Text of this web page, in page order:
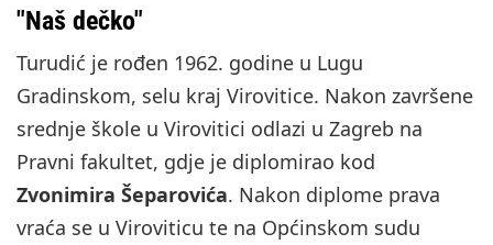
"Naš dečko"
Turudić je rođen 1962. godine u Lugu
Gradinskom, selu kraj Virovitice. Nakon završene
srednje škole u Virovitici odlazi u Zagreb na
Pravni fakultet, gdje je diplomirao kod
Zvonimira Šeparovića. Nakon diplome prava
vraća se u Viroviticu te na Općinskom sudu